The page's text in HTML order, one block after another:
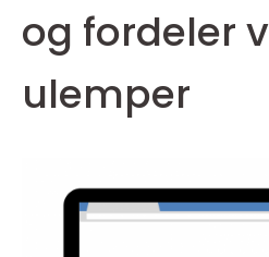
og fordeler
ulemper